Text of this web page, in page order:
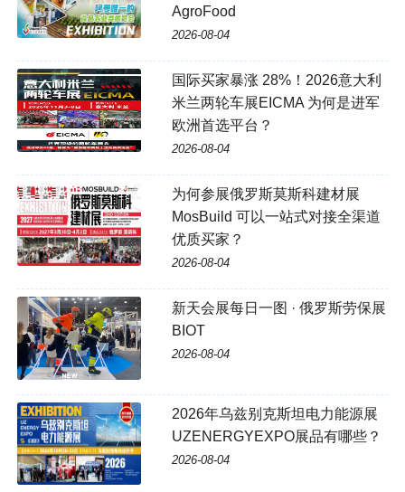
AgroFood
2026-08-04
国际买家暴涨 28%！2026意大利
米兰两轮车展EICMA 为何是进军
欧洲首选平台？
2026-08-04
为何参展俄罗斯莫斯科建材展
MosBuild 可以一站式对接全渠道
优质买家？
2026-08-04
新天会展每日一图 · 俄罗斯劳保展
BIOT
2026-08-04
2026年乌兹别克斯坦电力能源展
UZENERGYEXPO展品有哪些？
2026-08-04